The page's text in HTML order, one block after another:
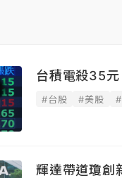
台積電殺35
#台股 #美股
輝達帶道瓊